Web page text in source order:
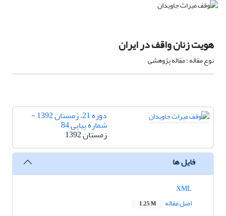
هویت زنان واقف در ایران
نوع مقاله : مقاله پژوهشی
دوره 21، زمستان 1392 -
شماره پیاپی 84
زمستان 1392
فایل ها
اصل مقاله
1.25 M